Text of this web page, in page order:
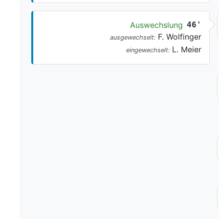
Auswechslung 46'
ausgewechselt: F. Wolfinger
eingewechselt: L. Meier